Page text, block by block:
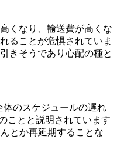
くなり、輸送費が高くな
ることが危惧されていま
きそうであり心配の種と
のスケジュールの遅れ
ことと説明されています
とか再延期することな